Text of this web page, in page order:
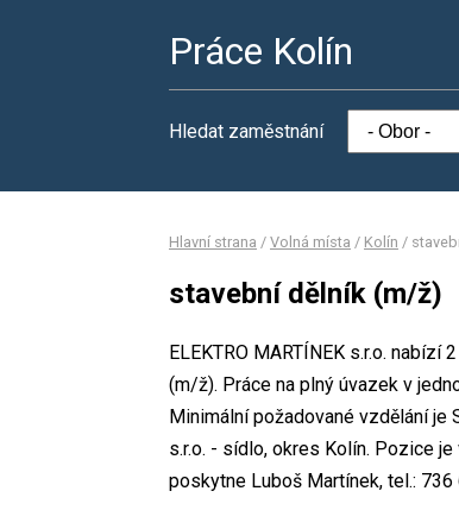
Práce Kolín
Hledat zaměstnání
Hlavní strana / Volná místa / Kolín /
stavební dělník (m/ž)
ELEKTRO MARTÍNEK s.r.o.
(m/ž). Práce na plný úvazek v
Minimální požadované vzdělání je
s.r.o. - sídlo, okres Kolín. Pozice
poskytne Luboš Martínek, tel.: